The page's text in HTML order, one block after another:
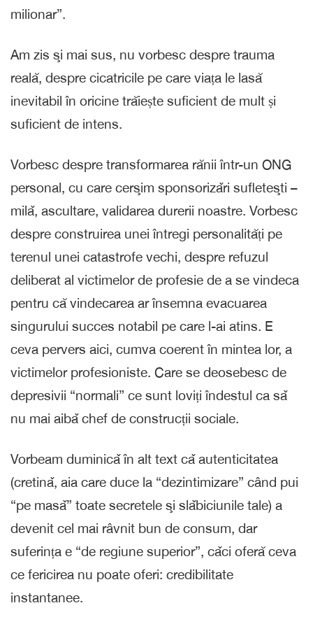
milionar”.
Am zis şi mai sus, nu vorbesc despre trauma
reală, despre cicatricile pe care viața le lasă
inevitabil în oricine trăiește suficient de mult și
suficient de intens.
Vorbesc despre transformarea rănii într-un ONG
personal, cu care cerşim sponsorizǎri sufleteşti –
milǎ, ascultare, validarea durerii noastre. Vorbesc
despre construirea unei întregi personalități pe
terenul unei catastrofe vechi, despre refuzul
deliberat al victimelor de profesie de a se vindeca
pentru că vindecarea ar însemna evacuarea
singurului succes notabil pe care l-ai atins. E
ceva pervers aici, cumva coerent în mintea lor, a
victimelor profesioniste. Care se deosebesc de
depresivii “normali” ce sunt loviți îndestul ca sǎ
nu mai aibǎ chef de construcții sociale.
Vorbeam duminicǎ în alt text cǎ autenticitatea
(cretinǎ, aia care duce la “dezintimizare” când pui
“pe masǎ” toate secretele şi slǎbiciunile tale) a
devenit cel mai râvnit bun de consum, dar
suferința e “de regiune superior”, cǎci oferă ceva
ce fericirea nu poate oferi: credibilitate
instantanee.